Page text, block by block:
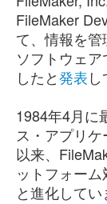
FileMaker
て、情報を
ソフトウェア
したと発表
1984年4月に
ス・アプリ
以来、
ットフォー
と進化してい